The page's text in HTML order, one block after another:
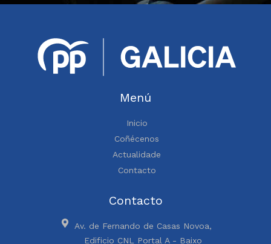
Menú
Inicio
Coñécenos
Actualidade
Contacto
Contacto
Av. de Fernando de Casas Novoa,
Edificio CNL Portal A - Baixo